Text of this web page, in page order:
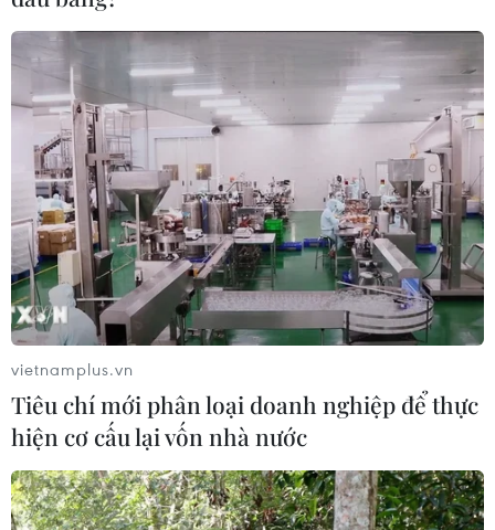
vietnamplus.vn
Tiêu chí mới phân loại doanh nghiệp để thực
hiện cơ cấu lại vốn nhà nước